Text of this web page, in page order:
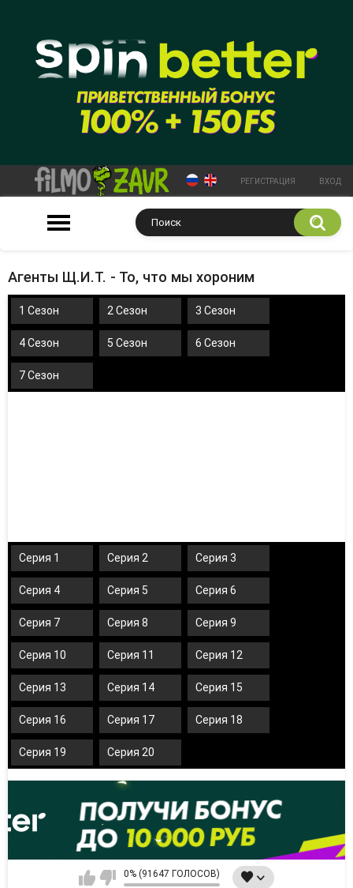
РЕГИСТРАЦИЯ ВХОД
Агенты Щ.И.Т. - То, что мы хороним
1 Сезон 2 Сезон 3 Сезон
4 Сезон 5 Сезон 6 Сезон
7 Сезон
Серия 1 Серия 2 Серия 3
Серия 4 Серия 5 Серия 6
Серия 7 Серия 8 Серия 9
Серия 10 Серия 11 Серия 12
Серия 13 Серия 14 Серия 15
Серия 16 Серия 17 Серия 18
Серия 19 Серия 20
0% (91647 ГОЛОСОВ)